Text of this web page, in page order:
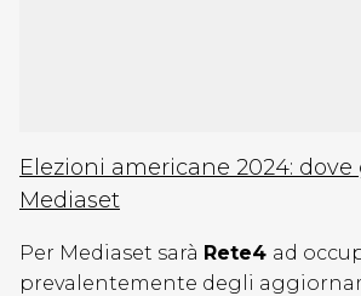
Elezioni americane 2024:
Mediaset
Per Mediaset sarà Rete4 ad
prevalentemente degli